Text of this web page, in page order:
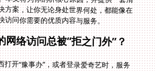
访问你需要的优质内容与服务。
网络访问总被“拒之门外”？
打开“豫事办”，或者登录爱奇艺时，服务
的IP地址。这个地址就像你的网络护照，
前的物理位置在海外。为了保护版权和遵
，这些平台的后台系统会直接拒绝来自海
。这就是你看到“无法连接”或“版权限
因。普通的网络连接对此无能为力，你